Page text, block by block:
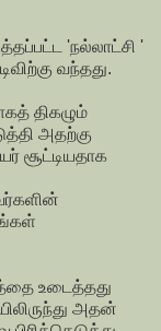
'நல்லாட்சி '
வந்தது.
திகழும்
அதற்கு
சூட்டியதாக
உடைத்தது
அதன்